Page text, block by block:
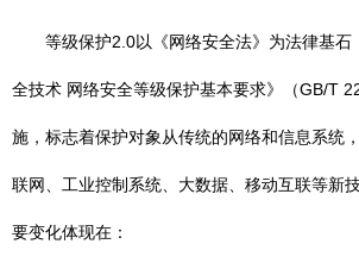
等级保护2.0以《网络安全法》为法律基石
全技术 网络安全等级保护基本要求》（GB/T
施，标志着保护对象从传统的网络和信息系统
联网、工业控制系统、大数据、移动互联等新
要变化体现在：